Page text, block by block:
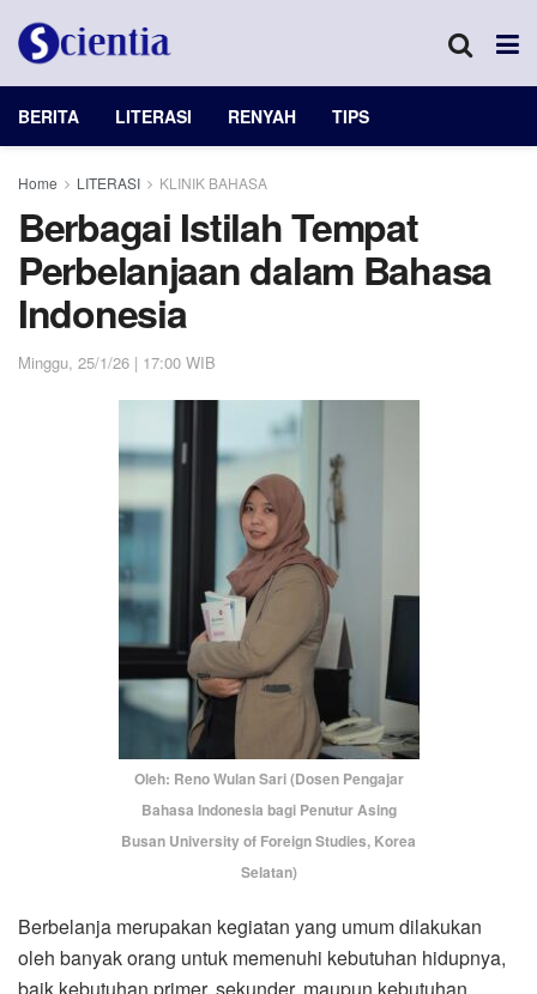
BERITA LITERASI RENYAH TIPS
Home LITERASI KLINIK BAHASA
Berbagai Istilah Tempat
Perbelanjaan dalam Bahasa
Indonesia
Minggu, 25/1/26 | 17:00 WIB
Oleh: Reno Wulan Sari (Dosen Pengajar
Bahasa Indonesia bagi Penutur Asing
Busan University of Foreign Studies, Korea
Selatan)
Berbelanja merupakan kegiatan yang umum dilakukan
oleh banyak orang untuk memenuhi kebutuhan hidupnya,
baik kebutuhan primer, sekunder, maupun kebutuhan